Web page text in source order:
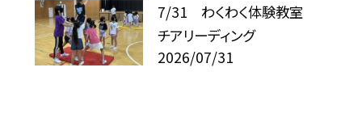
7/31 わくわく体験教室
チアリーディング
2026/07/31